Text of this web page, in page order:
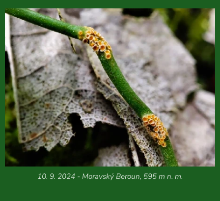
10. 9. 2024 - Moravský Beroun, 595 m n. m.